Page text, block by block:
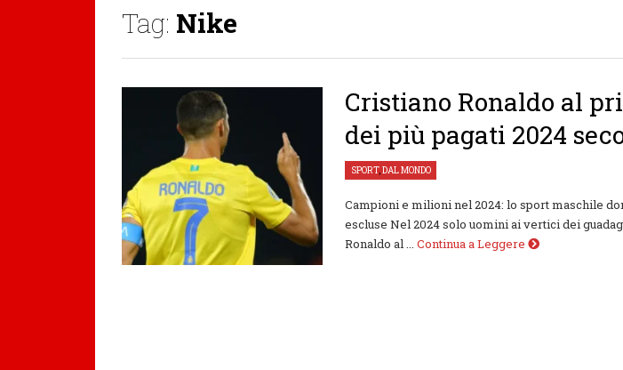
Tag: Nike
Cristiano Ronaldo al
dei più pagati 2024
SPORT,DAL MONDO
Campioni e milioni nel 2024: lo sport maschile
escluse Nel 2024 solo uomini ai vertici dei
Ronaldo al ... Continua a Leggere